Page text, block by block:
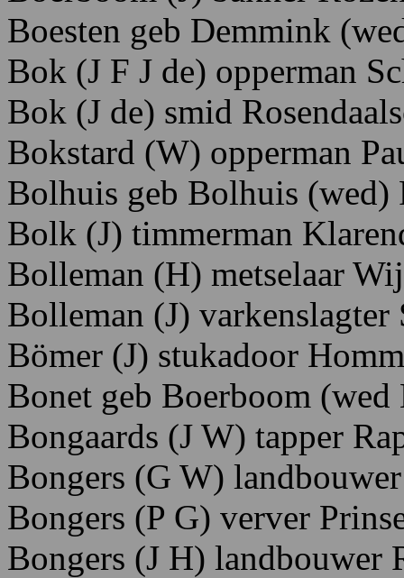
Boesten geb Demmink
Bok (J F J de) opperman
Bok (J de) smid
Bokstard (W) opperman
Bolhuis geb Bolhuis (wed)
Bolk (J) timmerman
Bolleman (H) metselaar
Bolleman (J) varkenslagter
Bömer (J) stukadoor
Bonet geb Boerboom (wed
Bongaards (J W) tapper
Bongers (G W)
Bongers (P G) verver
Bongers (J H) landbouwer